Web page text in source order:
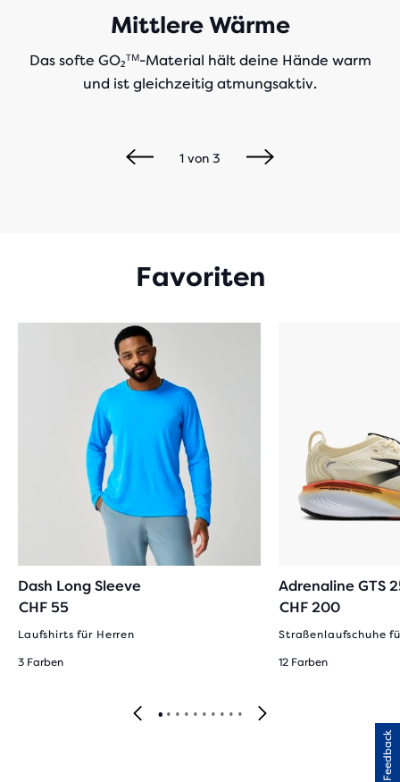
Mittlere Wärme
Das softe GO₂ᵀᴹ-Material hält deine Hände warm
und ist gleichzeitig atmungsaktiv.
1 von 3
Favoriten
Dash Long Sleeve
CHF 55
Laufshirts für Herren
3 Farben
Adrenaline GTS
CHF 200
Straßenlaufschuhe
12 Farben
Feedback